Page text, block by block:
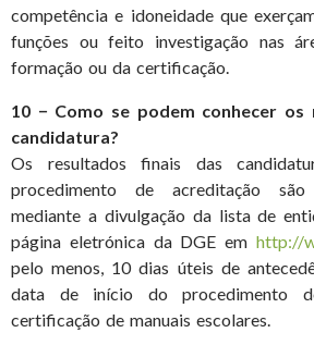
competência e idoneidade que
funções ou feito investigação nas
formação ou da certificação.
10 − Como se podem conhecer os
candidatura?
Os resultados finais das
procedimento de acreditação são
mediante a divulgação da lista de
página eletrónica da DGE emhttp://
pelo menos, 10 dias úteis de
data de início do procedimento
certificação de manuais escolares.